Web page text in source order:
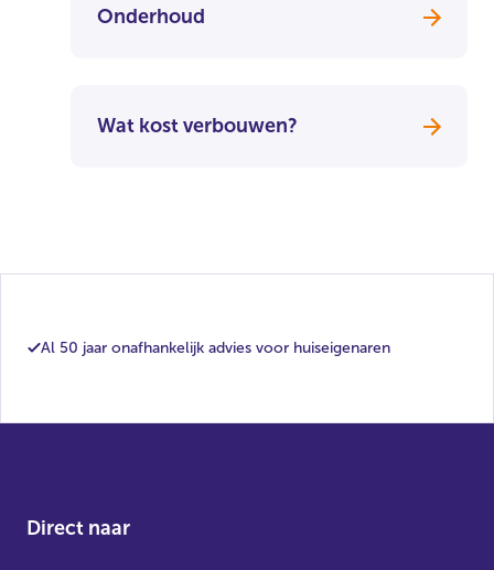
Onderhoud
Wat kost verbouwen?
Al 50 jaar onafhankelijk advies voor huiseigenaren
Direct naar